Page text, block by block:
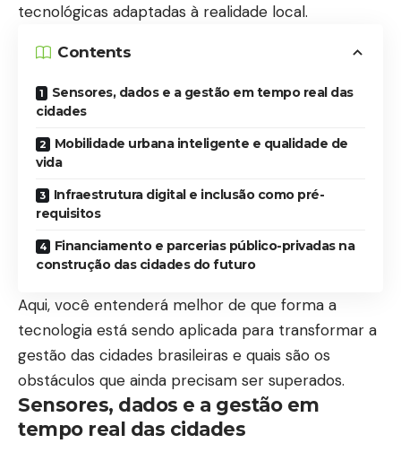
tecnológicas adaptadas à realidade local.
Contents
Sensores, dados e a gestão em tempo real das
cidades
Mobilidade urbana inteligente e qualidade de
vida
Infraestrutura digital e inclusão como pré-
requisitos
Financiamento e parcerias público-privadas na
construção das cidades do futuro
Aqui, você entenderá melhor de que forma a
tecnologia está sendo aplicada para transformar a
gestão das cidades brasileiras e quais são os
obstáculos que ainda precisam ser superados.
Sensores, dados e a gestão em
tempo real das cidades